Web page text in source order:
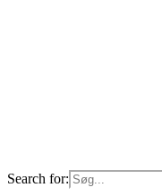
Search for: